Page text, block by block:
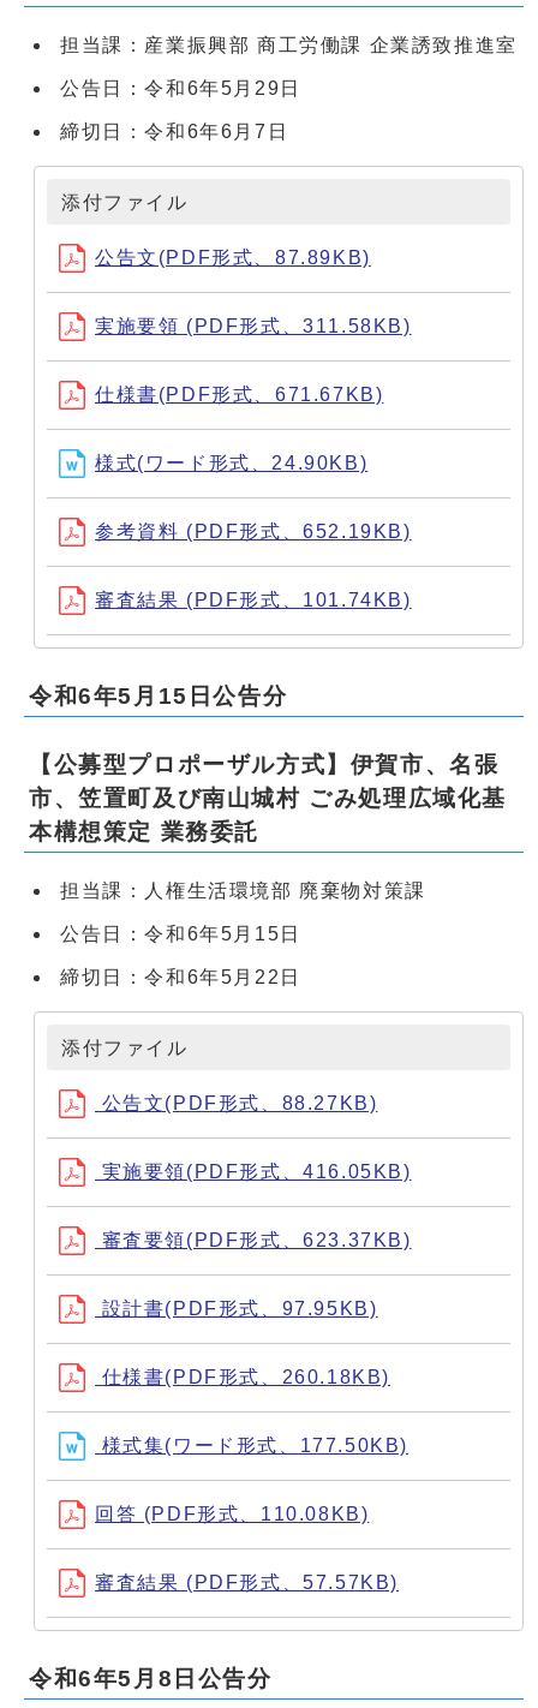
担当課：産業振興部 商工労働課 企業誘致推進室
公告日：令和6年5月29日
締切日：令和6年6月7日
添付ファイル
公告文(PDF形式、87.89KB)
実施要領 (PDF形式、311.58KB)
仕様書(PDF形式、671.67KB)
様式(ワード形式、24.90KB)
参考資料 (PDF形式、652.19KB)
審査結果 (PDF形式、101.74KB)
令和6年5月15日公告分
【公募型プロポーザル方式】伊賀市、名張
市、笠置町及び南山城村 ごみ処理広域化基
本構想策定 業務委託
担当課：人権生活環境部 廃棄物対策課
公告日：令和6年5月15日
締切日：令和6年5月22日
添付ファイル
公告文(PDF形式、88.27KB)
実施要領(PDF形式、416.05KB)
審査要領(PDF形式、623.37KB)
設計書(PDF形式、97.95KB)
仕様書(PDF形式、260.18KB)
様式集(ワード形式、177.50KB)
回答 (PDF形式、110.08KB)
審査結果 (PDF形式、57.57KB)
令和6年5月8日公告分